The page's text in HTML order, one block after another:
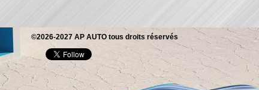
©2026-2027 AP AUTO tous droits réservés